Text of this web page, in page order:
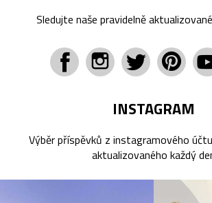
Sledujte naše pravidelně
INSTAGRAM
Výběr příspěvků z instagramového účtu
aktualizovaného každý